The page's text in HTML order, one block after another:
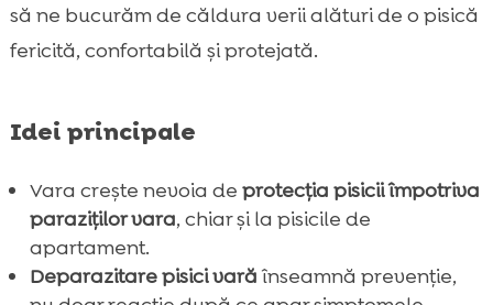
să ne bucurăm de căldura verii alături de o pisică
fericită, confortabilă și protejată.
Idei principale
Vara crește nevoia de protecția pisicii împotriva
paraziților vara, chiar și la pisicile de
apartament.
Deparazitare pisici vară înseamnă prevenție,